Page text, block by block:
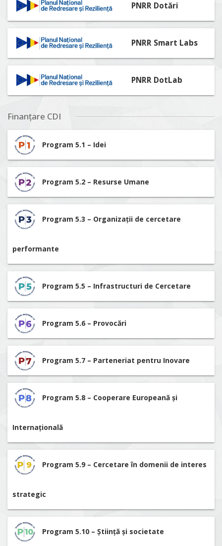
PNRR Dotări
PNRR Smart Labs
PNRR DotLab
Finanțare CDI
Program 5.1 – Idei
Program 5.2 – Resurse Umane
Program 5.3 – Organizații de cercetare
performante
Program 5.5 – Infrastructuri de Cercetare
Program 5.6 – Provocări
Program 5.7 – Parteneriat pentru Inovare
Program 5.8 – Cooperare Europeană și
Internațională
Program 5.9 – Cercetare în domenii de interes
strategic
Program 5.10 – Știință și societate